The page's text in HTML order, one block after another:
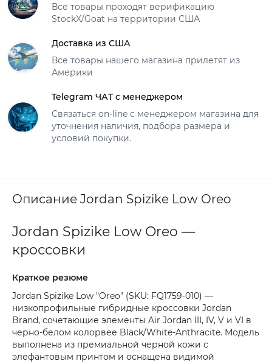
Все товары проходят верификацию
StockX/Goat на территории США
Доставка из США
Все товары нашего магазина прилетят из
Америки
Telegram ЧАТ с менеджером
Связаться on-line с менеджером магазина для
уточнения наличия, подбора размера и
условий покупки.
Описание Jordan Spizike Low Oreo
Jordan Spizike Low Oreo —
кроссовки
Краткое резюме
Jordan Spizike Low "Oreo" (SKU: FQ1759-010) —
низкопрофильные гибридные кроссовки Jordan
Brand, сочетающие элементы Air Jordan III, IV, V и VI в
черно-белом колорвее Black/White-Anthracite. Модель
выполнена из премиальной черной кожи с
элефантовым принтом и оснащена видимой